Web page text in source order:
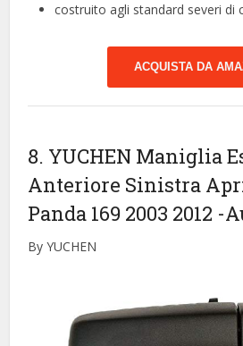
costruito agli standard severi di
ACQUISTA DA
8. YUCHEN Maniglia
Anteriore Sinistra
Panda 169 2003 2012 -
By YUCHEN